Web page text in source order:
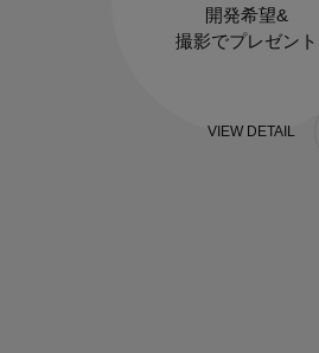
開発希望&
撮影でプレゼント
VIEW DETAIL